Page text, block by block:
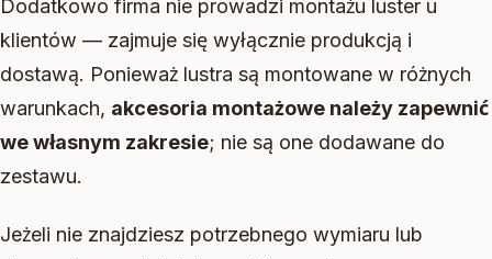
Dodatkowo firma nie prowadzi montażu luster u
klientów — zajmuje się wyłącznie produkcją i
dostawą. Ponieważ lustra są montowane w różnych
warunkach, akcesoria montażowe należy zapewnić
we własnym zakresie; nie są one dodawane do
zestawu.
Jeżeli nie znajdziesz potrzebnego wymiaru lub